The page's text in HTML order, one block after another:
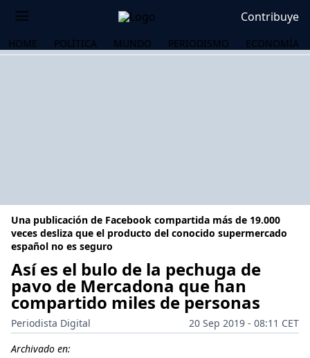
Contribuye
HOME POLÍTICA MUNDO PERIODISMO ECONOMÍA
Una publicación de Facebook compartida más de 19.000
veces desliza que el producto del conocido supermercado
español no es seguro
Así es el bulo de la pechuga de
pavo de Mercadona que han
compartido miles de personas
Periodista Digital
20 Sep 2019 - 08:11 CET
Archivado en: